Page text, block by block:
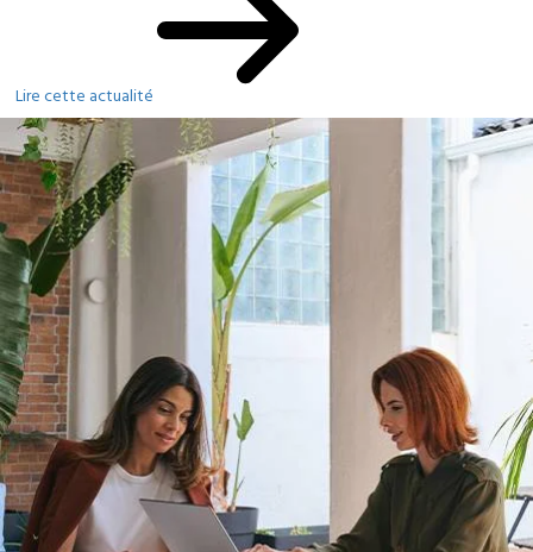
Lire cette actualité